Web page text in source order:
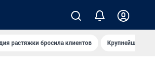
растяжки бросила клиентов Крупнейшие